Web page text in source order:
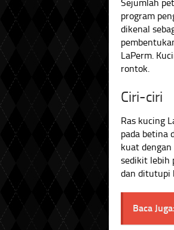
Sejumlah
program
dikenal
LaPerm.
rontok.
Ciri-ciri
Ras kucing
pada betina
kuat
sedikit lebih
dan ditutupi
Baca Juga: